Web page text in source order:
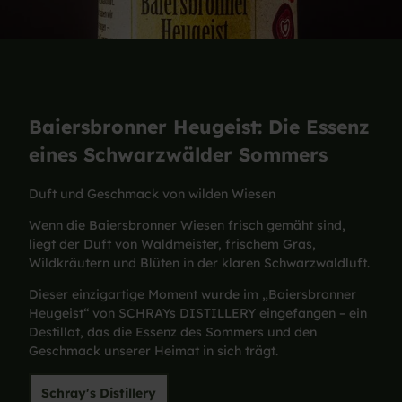
Baiersbronner Heugeist: Die Essenz
eines Schwarzwälder Sommers
Duft und Geschmack von wilden Wiesen
Wenn die Baiersbronner Wiesen frisch gemäht sind,
liegt der Duft von Waldmeister, frischem Gras,
Wildkräutern und Blüten in der klaren Schwarzwaldluft.
Dieser einzigartige Moment wurde im „Baiersbronner
Heugeist“ von SCHRAYs DISTILLERY eingefangen – ein
Destillat, das die Essenz des Sommers und den
Geschmack unserer Heimat in sich trägt.
Schray's Distillery